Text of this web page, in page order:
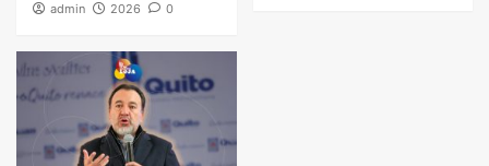
admin 2026 0